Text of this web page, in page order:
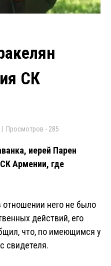
СК
Просмотров - 285
иерей Парен
Армении, где
отношении него не было
действий, его
что, по имеющимся у
свидетеля.